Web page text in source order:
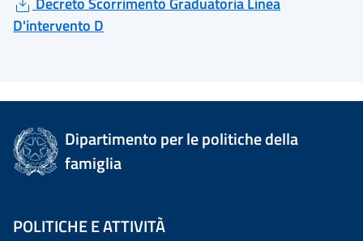
D'intervento D
Dipartimento per le politiche della
famiglia
POLITICHE E ATTIVITÀ